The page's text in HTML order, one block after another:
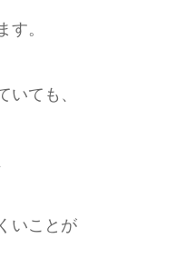
す。
いても、
いことが